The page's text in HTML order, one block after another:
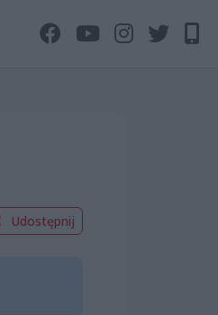
Udostępnij